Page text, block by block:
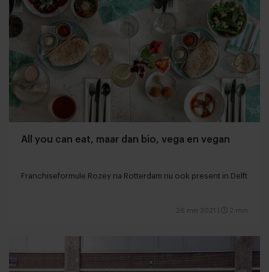
All you can eat, maar dan bio, vega en vegan
Franchiseformule Rozey na Rotterdam nu ook present in Delft
26 mei 2021 2 min